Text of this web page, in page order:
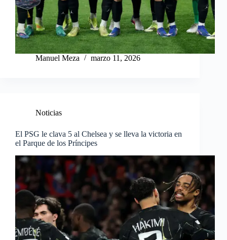
Manuel Meza marzo 11, 2026
Noticias
El PSG le clava 5 al Chelsea y se lleva la victoria en
el Parque de los Príncipes